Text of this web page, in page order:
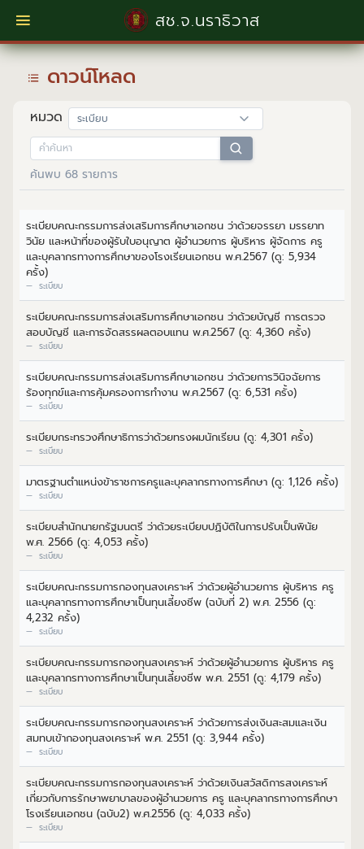
สช.จ.นราธิวาส
ดาวน์โหลด
หมวด
ค้นพบ 68 รายการ
ระเบียบคณะกรรมการส่งเสริมการศึกษาเอกชน ว่าด้วยจรรยา มรรยาท
วินัย และหน้าที่ของผู้รับใบอนุญาต ผู้อำนวยการ ผู้บริหาร ผู้จัดการ ครู
และบุคลากรทางการศึกษาของโรงเรียนเอกชน พ.ศ.2567 (ดู: 5,934
ครั้ง)
ระเบียบ
ระเบียบคณะกรรมการส่งเสริมการศึกษาเอกชน ว่าด้วยบัญชี การตรวจ
สอบบัญชี และการจัดสรรผลตอบแทน พ.ศ.2567 (ดู: 4,360 ครั้ง)
ระเบียบ
ระเบียบคณะกรรมการส่งเสริมการศึกษาเอกชน ว่าด้วยการวินิจฉัยการ
ร้องทุกข์และการคุ้มครองการทำงาน พ.ศ.2567 (ดู: 6,531 ครั้ง)
ระเบียบ
ระเบียบกระทรวงศึกษาธิการว่าด้วยทรงผมนักเรียน (ดู: 4,301 ครั้ง)
ระเบียบ
มาตรฐานตำแหน่งข้าราชการครูและบุคลากรทางการศึกษา (ดู: 1,126 ครั้ง)
ระเบียบ
ระเบียบสำนักนายกรัฐมนตรี ว่าด้วยระเบียบปฏิบัติในการปรับเป็นพินัย
พ.ศ. 2566 (ดู: 4,053 ครั้ง)
ระเบียบ
ระเบียบคณะกรรมการกองทุนสงเคราะห์ ว่าด้วยผู้อำนวยการ ผู้บริหาร ครู
และบุคลากรทางการศึกษาเป็นทุนเลี้ยงชีพ (ฉบับที่ 2) พ.ศ. 2556 (ดู:
4,232 ครั้ง)
ระเบียบ
ระเบียบคณะกรรมการกองทุนสงเคราะห์ ว่าด้วยผู้อำนวยการ ผู้บริหาร ครู
และบุคลากรทางการศึกษาเป็นทุนเลี้ยงชีพ พ.ศ. 2551 (ดู: 4,179 ครั้ง)
ระเบียบ
ระเบียบคณะกรรมการกองทุนสงเคราะห์ ว่าด้วยการส่งเงินสะสมและเงิน
สมทบเข้ากองทุนสงเคราะห์ พ.ศ. 2551 (ดู: 3,944 ครั้ง)
ระเบียบ
ระเบียบคณะกรรมการกองทุนสงเคราะห์ ว่าด้วยเงินสวัสดิการสงเคราะห์
เกี่ยวกับการรักษาพยาบาลของผู้อำนวยการ ครู และบุคลากรทางการศึกษา
โรงเรียนเอกชน (ฉบับ2) พ.ศ.2556 (ดู: 4,033 ครั้ง)
ระเบียบ